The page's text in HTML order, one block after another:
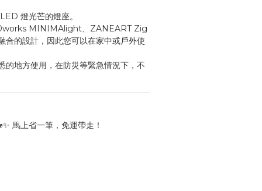
燈光芒的燈座。
MINIMAlight、ZANEART Zig
合的設計，因此您可以在家中或戶外使
的地方使用，在防災等緊急情況下，不
馬上省一筆，免運帶走！